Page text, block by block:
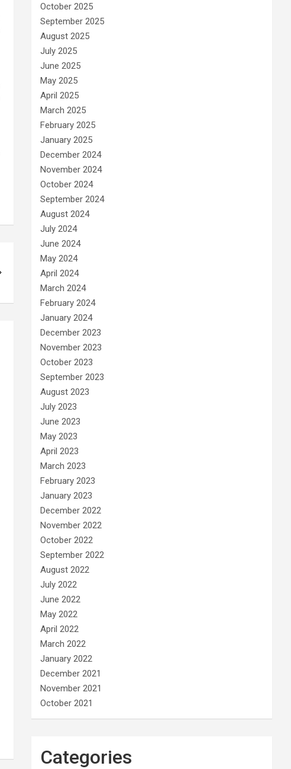
October 2025
September 2025
August 2025
July 2025
June 2025
May 2025
April 2025
March 2025
February 2025
January 2025
December 2024
November 2024
October 2024
September 2024
August 2024
July 2024
June 2024
May 2024
April 2024
March 2024
February 2024
January 2024
December 2023
November 2023
October 2023
September 2023
August 2023
July 2023
June 2023
May 2023
April 2023
March 2023
February 2023
January 2023
December 2022
November 2022
October 2022
September 2022
August 2022
July 2022
June 2022
May 2022
April 2022
March 2022
January 2022
December 2021
November 2021
October 2021
Categories